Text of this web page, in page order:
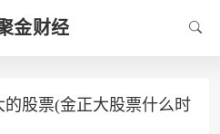
金财经
股票(金正大股票什么时